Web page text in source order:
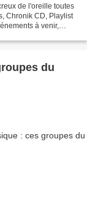
de l'oreille toutes
Chronik CD, Playlist
à venir,
du